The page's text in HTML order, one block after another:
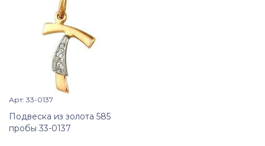
 Просмотр изделия
Арт: 33-0137
Подвеска из золота 585
пробы 33-0137